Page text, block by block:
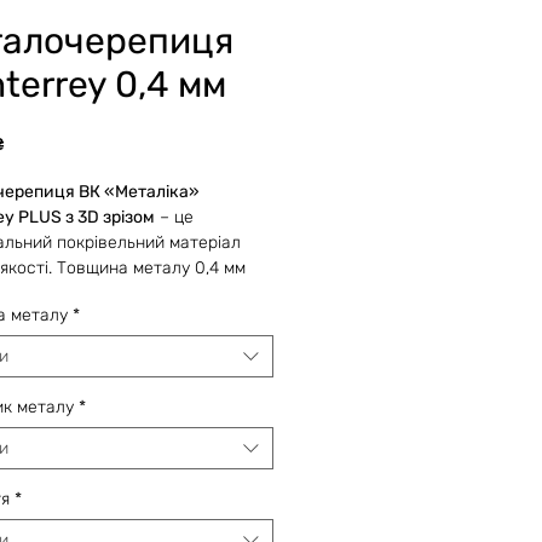
0,4 мм
Ціна
ВК «Металіка»
PLUS з 3D зрізом – це
покрівельний матеріал
якості. Товщина металу 0,4 мм
вартості.
дозволяє нарізати
під потреби заказника,
оперативні строки
замовлення будь-якого
умови наявності металу на
металу *
металу *
*